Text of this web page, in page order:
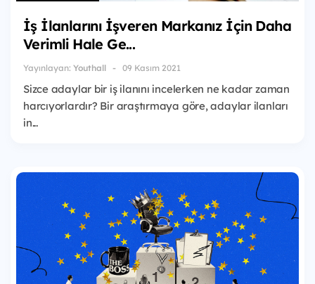
İş İlanlarını İşveren Markanız İçin Daha
Verimli Hale Ge...
Yayınlayan: Youthall 09 Kasım 2021
Sizce adaylar bir iş ilanını incelerken ne kadar zaman
harcıyorlardır? Bir araştırmaya göre, adaylar ilanları
in...